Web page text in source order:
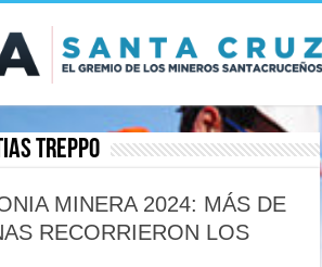
Treppo
MINERA 2024: MÁS DE
RECORRIERON LOS